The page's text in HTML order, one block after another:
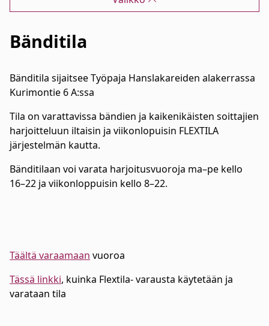
Bänditila
Bänditila sijaitsee Työpaja Hanslakareiden alakerrassa
Kurimontie 6 A:ssa
Tila on varattavissa bändien ja kaikenikäisten soittajien
harjoitteluun iltaisin ja viikonlopuisin FLEXTILA
järjestelmän kautta.
Bänditilaan voi varata harjoitusvuoroja ma–pe kello
16–22 ja viikonloppuisin kello 8–22.
Täältä varaamaan vuoroa
Tässä linkki, kuinka Flextila- varausta käytetään ja
varataan tila